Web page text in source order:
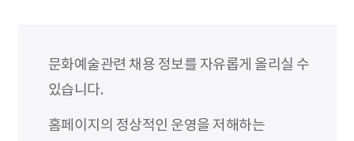
문화예술관련 채용 정보를 자유롭게 올리실 수
있습니다.
홈페이지의 정상적인 운영을 저해하는